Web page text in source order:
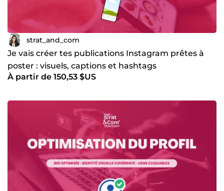
pour qu'on puisse voir si on est faits pour travailler
ensemble.
strat_and_com
Je vais créer tes publications Instagram prêtes à
poster : visuels, captions et hashtags
À partir de 150,53 $US